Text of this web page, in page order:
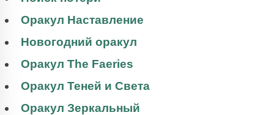
Оракул Наставление
Новогодний оракул
Оракул The Faeries
Оракул Теней и Света
Оракул Зеркальный